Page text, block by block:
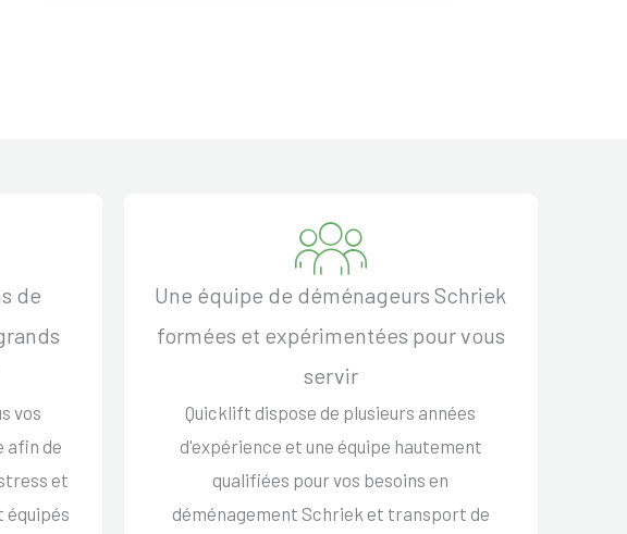
de
vos
afin de
et
équipés
Une équipe de déménageurs Schriek
formées et expérimentées pour vous
servir
Quicklift dispose de plusieurs années
d'expérience et une équipe hautement
qualifiées pour vos besoins en
déménagement Schriek et transport de